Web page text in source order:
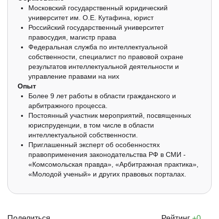
Московский государственный юридический
университет им. О.Е. Кутафина, юрист
Российский государственный университет
правосудия, магистр права
Федеральная служба по интеллектуальной
собственности, специалист по правовой охране
результатов интеллектуальной деятельности и
управление правами на них
Опыт
Более 9 лет работы в области гражданского и
арбитражного процесса.
Постоянный участник мероприятий, посвященных
юриспруденции, в том числе в области
интеллектуальной собственности.
Приглашенный эксперт об особенностях
правоприменения законодательства РФ в СМИ -
«Комсомольская правда», «Арбитражная практика»,
«Молодой ученый» и других правовых порталах.